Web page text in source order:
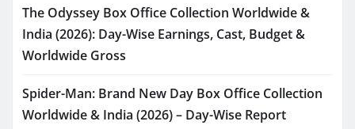
The Odyssey Box Office Collection Worldwide &
India (2026): Day-Wise Earnings, Cast, Budget &
Worldwide Gross
Spider-Man: Brand New Day Box Office Collection
Worldwide & India (2026) – Day-Wise Report